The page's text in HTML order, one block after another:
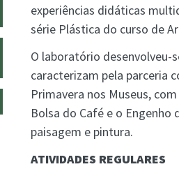
experiências didáticas
série Plástica do curso de
O laboratório desenvolveu-
caracterizam pela parceria
Primavera nos Museus,
Bolsa do Café e o
paisagem e pintura.
ATIVIDADES REGULARES